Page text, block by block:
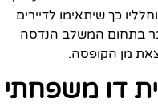
כך שיתאימו לדיירים
בתחום המשלב הנדסה
מן הקופסה.
דו משפחתי